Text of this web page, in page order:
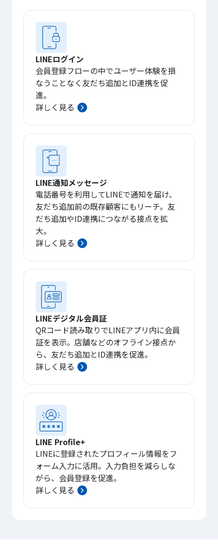
LINEログイン
会員登録フローの中でユーザー体験を損
なうことなく友だち追加とID連携を促
進。
詳しく見る
LINE通知メッセージ
電話番号を利用してLINEで通知を届け、
友だち追加前の既存顧客にもリーチ。友
だち追加やID連携につながる接点を拡
大。
詳しく見る
LINEデジタル会員証
QRコード読み取りでLINEアプリ内に会員
証を表示。店舗などのオフライン接点か
ら、友だち追加とID連携を促進。
詳しく見る
LINE Profile+
LINEに登録されたプロフィール情報をフ
ォーム入力に活用。入力負担を減らしな
がら、会員登録を促進。
詳しく見る